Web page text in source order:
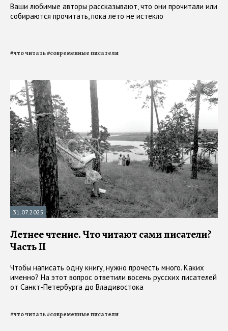
Ваши любимые авторы рассказывают, что они прочитали или
собираются прочитать, пока лето не истекло
#что читать#современные писатели
31.07.2025
Летнее чтение. Что читают сами писатели?
Часть II
Чтобы написать одну книгу, нужно прочесть много. Каких
именно? На этот вопрос ответили восемь русских писателей
от Санкт-Петербурга до Владивостока
#что читать#современные писатели